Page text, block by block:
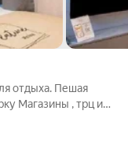
отдыха. Пешая
Магазины , трц и
от дома